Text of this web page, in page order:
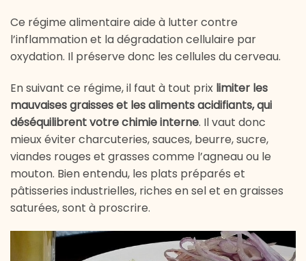
Ce régime alimentaire aide à lutter contre
l’inflammation et la dégradation cellulaire par
oxydation. Il préserve donc les cellules du cerveau.
En suivant ce régime, il faut à tout prix limiter les
mauvaises graisses et les aliments acidifiants, qui
déséquilibrent votre chimie interne. Il vaut donc
mieux éviter charcuteries, sauces, beurre, sucre,
viandes rouges et grasses comme l’agneau ou le
mouton. Bien entendu, les plats préparés et
pâtisseries industrielles, riches en sel et en graisses
saturées, sont à proscrire.